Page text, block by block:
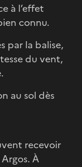
à l’effet
connu.
par la balise,
du vent,
au sol dès
recevoir
À